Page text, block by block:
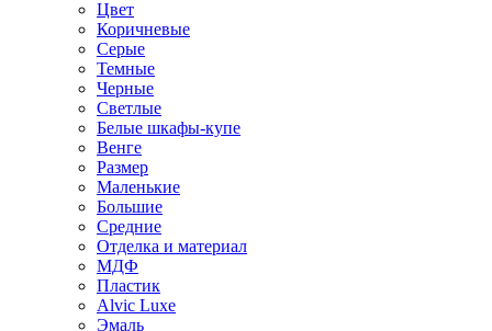
Цвет
Коричневые
Серые
Темные
Черные
Светлые
Белые шкафы-купе
Венге
Размер
Маленькие
Большие
Средние
Отделка и материал
МДФ
Пластик
Alvic Luxe
Эмаль